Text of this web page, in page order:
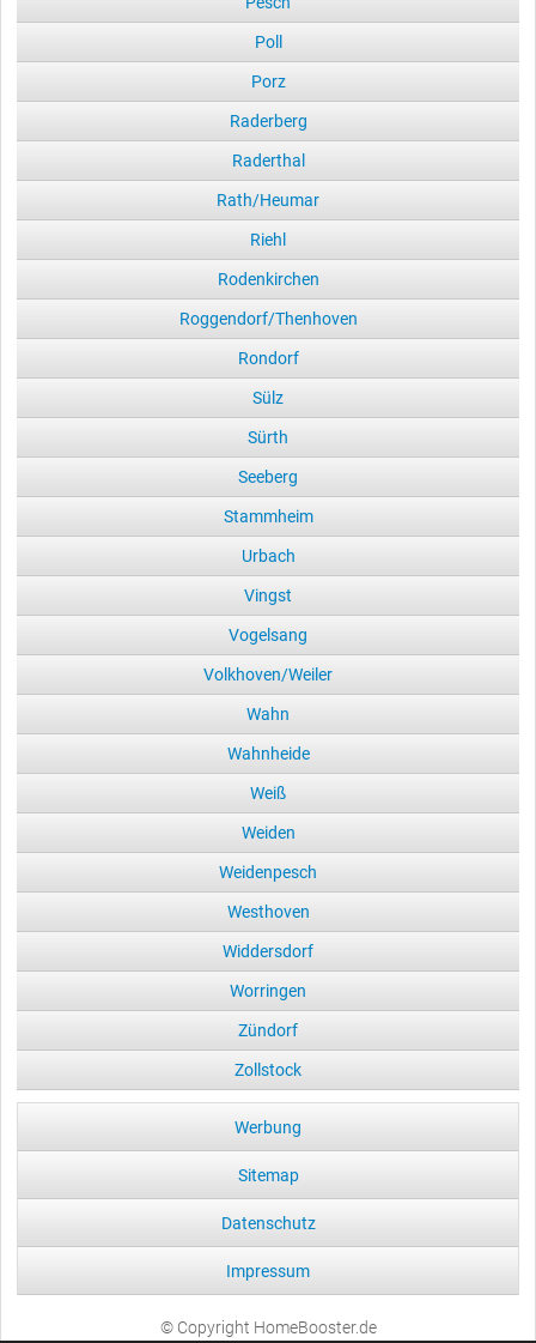
Poll
Porz
Raderberg
Raderthal
Rath/Heumar
Riehl
Rodenkirchen
Roggendorf/Thenhoven
Rondorf
Sülz
Sürth
Seeberg
Stammheim
Urbach
Vingst
Vogelsang
Volkhoven/Weiler
Wahn
Wahnheide
Weiß
Weiden
Weidenpesch
Westhoven
Widdersdorf
Worringen
Zündorf
Zollstock
Werbung
Sitemap
Datenschutz
Impressum
© Copyright HomeBooster.de